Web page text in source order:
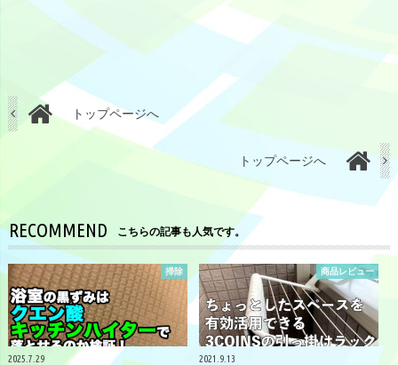
トップページへ
トップページへ
RECOMMEND こちらの記事も人気です。
掃除
2025.7.29
商品レビュー
2021.9.13